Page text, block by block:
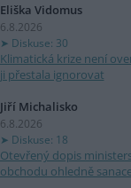
Eliška Vidomus
6.8.2026
Diskuse: 30
Klimatická krize není
ji přestala ignorovat
Jiří Michalisko
6.8.2026
Diskuse: 18
Otevřený dopis
obchodu ohledně